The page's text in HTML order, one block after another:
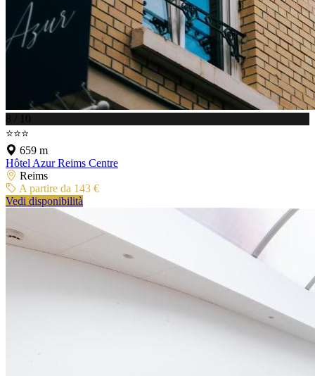
8 / 10
⭐⭐⭐
659 m
Hôtel Azur Reims Centre
Reims
A partire da 143 €
Vedi disponibilità